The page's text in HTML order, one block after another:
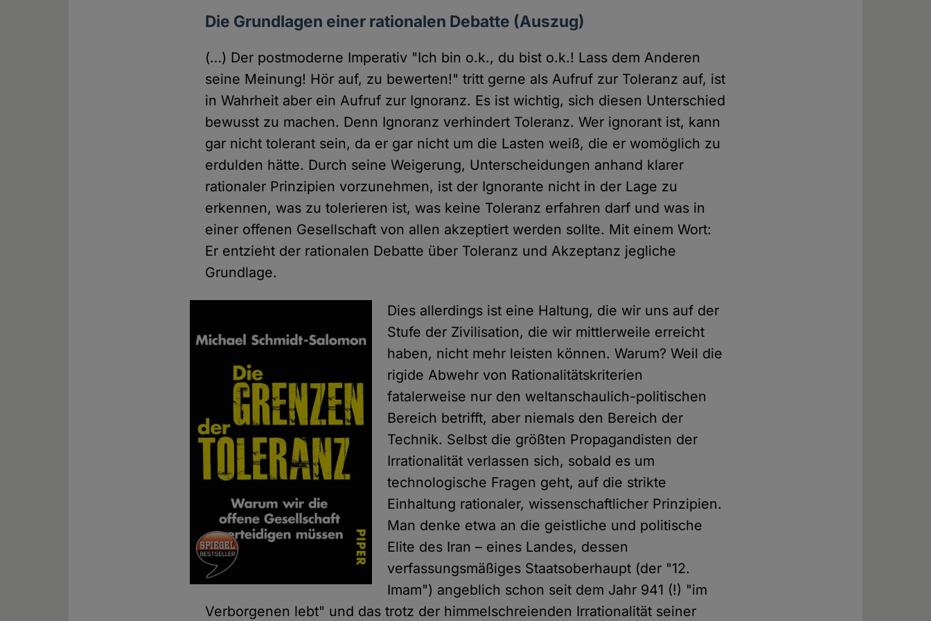
Die Grundlagen einer rationalen Debatte (Auszug)
(…) Der postmoderne Imperativ "Ich bin o.k., du bist o.k.! Lass dem Anderen
seine Meinung! Hör auf, zu bewerten!" tritt gerne als Aufruf zur Toleranz auf, ist
in Wahrheit aber ein Aufruf zur Ignoranz. Es ist wichtig, sich diesen Unterschied
bewusst zu machen. Denn Ignoranz verhindert Toleranz. Wer ignorant ist, kann
gar nicht tolerant sein, da er gar nicht um die Lasten weiß, die er womöglich zu
erdulden hätte. Durch seine Weigerung, Unterscheidungen anhand klarer
rationaler Prinzipien vorzunehmen, ist der Ignorante nicht in der Lage zu
erkennen, was zu tolerieren ist, was keine Toleranz erfahren darf und was in
einer offenen Gesellschaft von allen akzeptiert werden sollte. Mit einem Wort:
Er entzieht der rationalen Debatte über Toleranz und Akzeptanz jegliche
Grundlage.
Dies allerdings ist eine Haltung, die wir uns auf der
Stufe der Zivilisation, die wir mittlerweile erreicht
haben, nicht mehr leisten können. Warum? Weil die
rigide Abwehr von Rationalitätskriterien
fatalerweise nur den weltanschaulich-politischen
Bereich betrifft, aber niemals den Bereich der
Technik. Selbst die größten Propagandisten der
Irrationalität verlassen sich, sobald es um
technologische Fragen geht, auf die strikte
Einhaltung rationaler, wissenschaftlicher Prinzipien.
Man denke etwa an die geistliche und politische
Elite des Iran – eines Landes, dessen
verfassungsmäßiges Staatsoberhaupt (der "12.
Imam") angeblich schon seit dem Jahr 941 (!) "im
Verborgenen lebt" und das trotz der himmelschreienden Irrationalität seiner